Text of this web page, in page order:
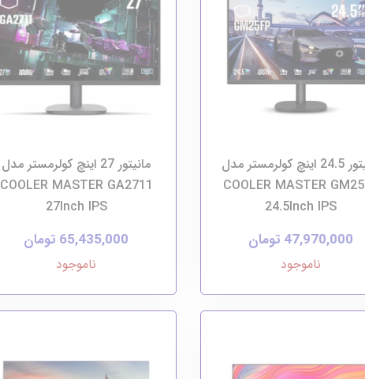
مانیتور 24.5 اینچ کولرمستر مدل
COOLER MASTER
24.5Inch IPS
47,970,000 تومان
ناموجود
مانیتور 27 اینچ کولرمستر مدل
COOLER MASTER GA2711
27Inch IPS
65,435,000 تومان
ناموجود